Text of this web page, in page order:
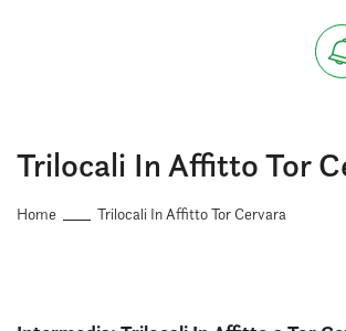
Trilocali In Affitto Tor
Home Trilocali In Affitto Tor Cervara